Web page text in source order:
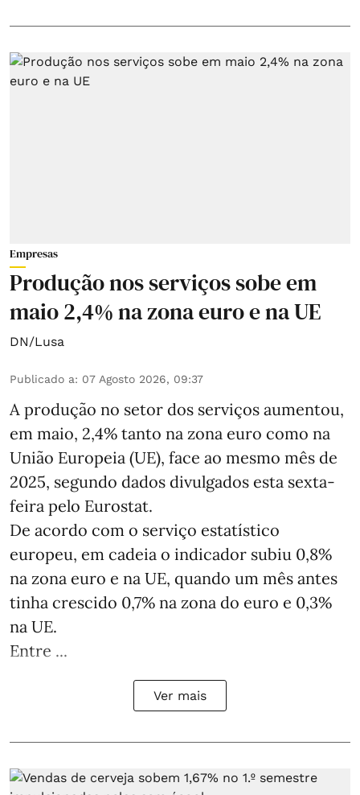
Empresas
Produção nos serviços sobe em
maio 2,4% na zona euro e na UE
DN/Lusa
Publicado a: 07 Agosto 2026, 09:37
A produção no setor dos serviços aumentou,
em maio, 2,4% tanto na zona euro como na
União Europeia (UE), face ao mesmo mês de
2025, segundo dados divulgados esta sexta-
feira pelo Eurostat.
De acordo com o serviço estatístico
europeu, em cadeia o indicador subiu 0,8%
na zona euro e na UE, quando um mês antes
tinha crescido 0,7% na zona do euro e 0,3%
na UE.
Entre ...
Ver mais